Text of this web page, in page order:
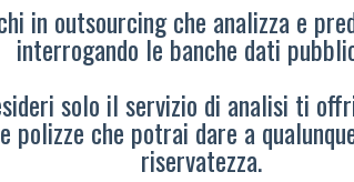
in outsourcing che analizza e
interrogando le banche dati
solo il servizio di analisi ti
che potrai dare a
riservatezza.